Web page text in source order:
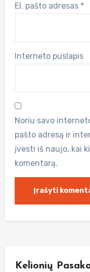
El. pašto adresas *
Interneto puslapis
Noriu savo
pašto adresą ir
įvesti iš naujo, kai
komentarą.
Kelionių